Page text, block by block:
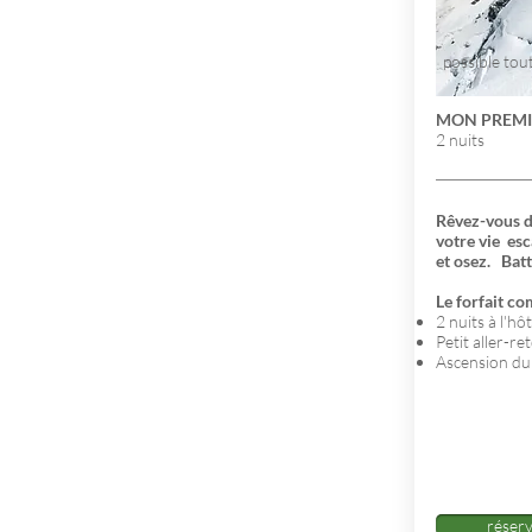
possible
MON
2 nuits
Rêvez-vous
votre vie
et osez.
Le forfait
2 nuits à
Petit aller-
Ascension